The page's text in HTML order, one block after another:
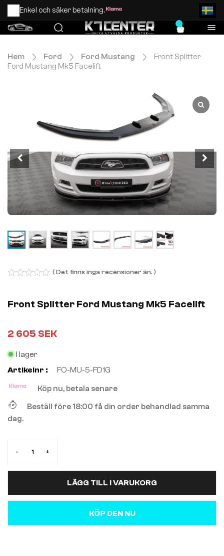
Enkel och säker betalning.
0
Hem Ford Ford Mustang
Front Splitter
Ford Mustang Mk5 Facelift
of
5
( Det finns inga recensioner än. )
Front Splitter Ford Mustang Mk5 Facelift
2 605 SEK
I lager
Artikelnr :
FO-MU-5-FD1G
Köp nu, betala senare
Beställ före 18:00 få din order behandlad samma
dag.
- +
LÄGG TILL I VARUKORG
KÖP DEN NU